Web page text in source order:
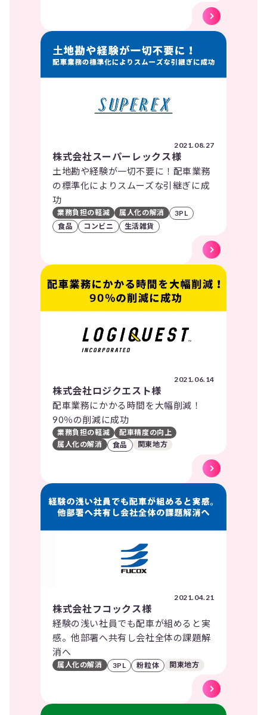
2021.08.27
株式会社スーパーレックス様
土地勘や経験が一切不要に！配車業務
の標準化によりスムーズな引継ぎに成
功
業務負担の軽減 属人化の解消
3PL
食品
コンビニ 生活雑貨
2021.06.14
株式会社ロジクエスト様
配車業務にかかる時間を大幅削減！
90％の削減に成功
業務負担の軽減
配車精度の向上
属人化の解消
食品 関東地方
2021.04.21
株式会社フコックス様
経験の浅い社員でも配車が組めると実
感。他部署へ共有し会社全体の課題解
消へ
属人化の解消 3PL 粉粒体 関東地方